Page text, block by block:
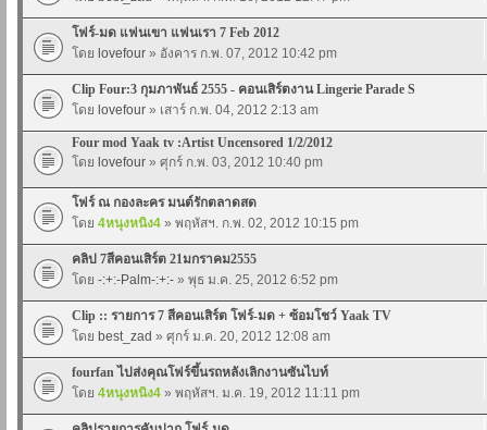
โฟร์-มด แฟนเขา แฟนเรา 7 Feb 2012
โดย lovefour » อังคาร ก.พ. 07, 2012 10:42 pm
Clip Four:3 กุมภาพันธ์ 2555 - คอนเสิร์ตงาน Lingerie Parade S
โดย lovefour » เสาร์ ก.พ. 04, 2012 2:13 am
Four mod Yaak tv :Artist Uncensored 1/2/2012
โดย lovefour » ศุกร์ ก.พ. 03, 2012 10:40 pm
โฟร์ ณ กองละคร มนต์รักตลาดสด
โดย 4หนุงหนิง4 » พฤหัสฯ. ก.พ. 02, 2012 10:15 pm
คลิป 7สีคอนเสิร์ต 21มกราคม2555
โดย -:+:-Palm-:+:- » พุธ ม.ค. 25, 2012 6:52 pm
Clip :: รายการ 7 สีคอนเสิร์ต โฟร์-มด + ซ้อมโชว์ Yaak TV
โดย best_zad » ศุกร์ ม.ค. 20, 2012 12:08 am
fourfan ไปส่งคุณโฟร์ขึ้นรถหลังเลิกงานซันไบท์
โดย 4หนุงหนิง4 » พฤหัสฯ. ม.ค. 19, 2012 11:11 pm